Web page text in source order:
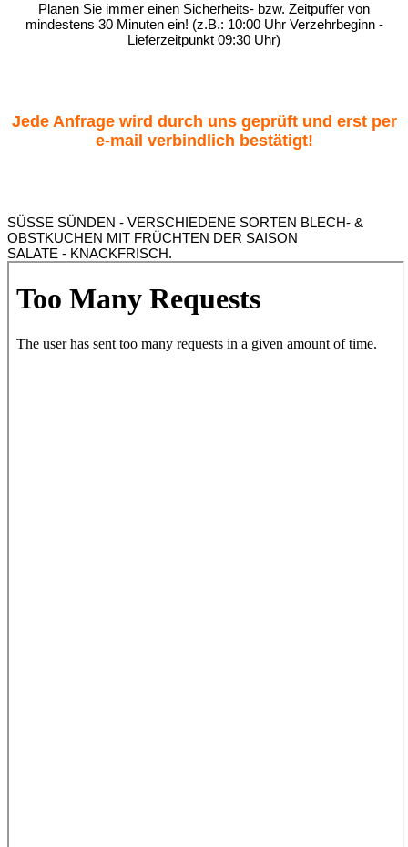
Planen Sie immer einen Sicherheits- bzw. Zeitpuffer von
mindestens 30 Minuten ein! (z.B.: 10:00 Uhr Verzehrbeginn -
Lieferzeitpunkt 09:30 Uhr)
Jede Anfrage wird durch uns geprüft und erst per
e-mail verbindlich bestätigt!
SÜSSE SÜNDEN - VERSCHIEDENE SORTEN BLECH- &
OBSTKUCHEN MIT FRÜCHTEN DER SAISON
SALATE - KNACKFRISCH.